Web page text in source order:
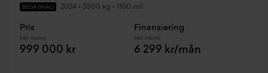
BEGAGNAD 2024 • 3500 kg • 1100 mil
Pris
Inkl. moms
999 000 kr
Finansiering
Inkl. moms
6 299 kr/mån